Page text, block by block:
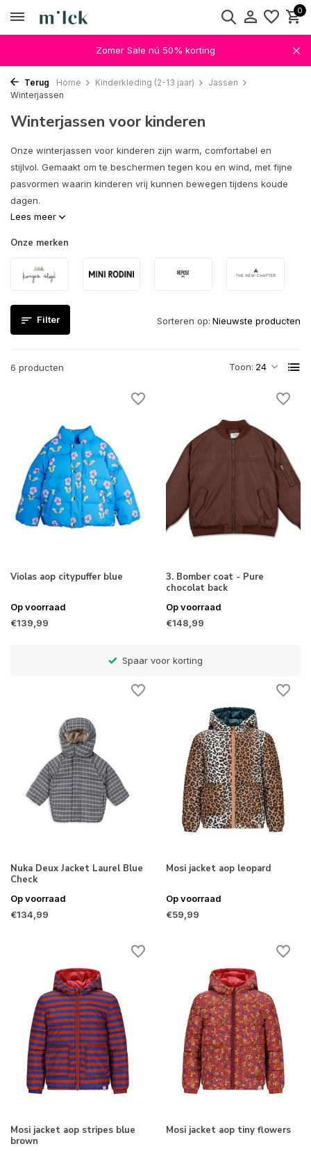
0
Zomer Sale nú 50% korting
Terug Home Kinderkleding (2-13 jaar)
Jassen
Winterjassen
Winterjassen voor kinderen
Onze winterjassen voor kinderen zijn warm, comfortabel en
stijlvol. Gemaakt om te beschermen tegen kou en wind, met fijne
pasvormen waarin kinderen vrij kunnen bewegen tijdens koude
dagen.
Lees meer
Onze merken
Filter
6 producten Toon:
Sorteren op:
Violas aop citypuffer blue
Op voorraad
€139,99
3. Bomber coat - Pure
chocolat back
Op voorraad
€148,99
Spaar voor korting
Nuka Deux Jacket Laurel Blue
Check
Op voorraad
€134,99
Mosi jacket aop leopard
Op voorraad
€59,99
Mosi jacket aop stripes blue
brown
Mosi jacket aop tiny flowers